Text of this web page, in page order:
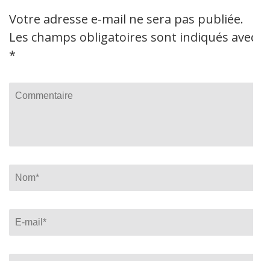
Votre adresse e-mail ne sera pas publiée.
Les champs obligatoires sont indiqués avec
*
Commentaire
Name
Email*